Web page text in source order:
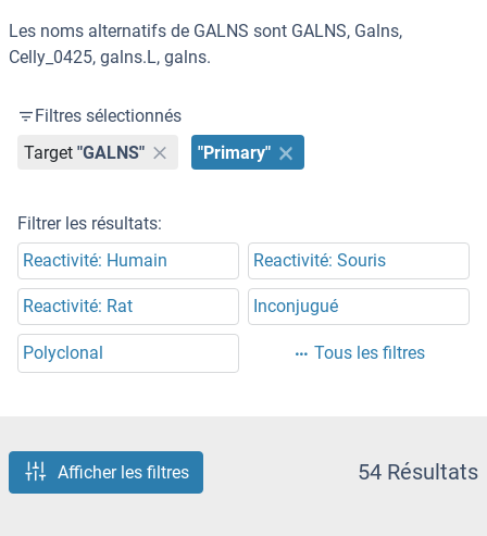
Les noms alternatifs de GALNS sont GALNS, Galns,
Celly_0425, galns.L, galns.
Filtres sélectionnés
Target "GALNS" "Primary"
Filtrer les résultats:
Reactivité: Humain
Reactivité: Souris
Reactivité: Rat Inconjugué
Polyclonal Tous les filtres
Afficher les filtres 54 Résultats